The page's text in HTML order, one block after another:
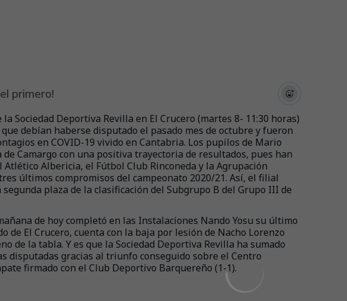
primero!
Sociedad Deportiva Revilla en El Crucero (martes 8- 11:30 horas)
debían haberse disputado el pasado mes de octubre y fueron
en COVID-19 vivido en Cantabria. Los pupilos de Mario
Camargo con una positiva trayectoria de resultados, pues han
Albericia, el Fútbol Club Rinconeda y la Agrupación
últimos compromisos del campeonato 2020/21. Así, el filial
plaza de la clasificación del Subgrupo B del Grupo III de
de hoy completó en las Instalaciones Nando Yosu su último
El Crucero, cuenta con la baja por lesión de Nacho Lorenzo
de la tabla. Y es que la Sociedad Deportiva Revilla ha sumado
disputadas gracias al triunfo conseguido sobre el Centro
firmado con el Club Deportivo Barquereño (1-1).